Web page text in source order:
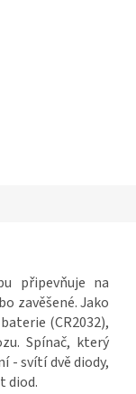
připevňuje na
zavěšené. Jako
(CR2032),
Spínač, který
- svítí dvě diody,
diod.